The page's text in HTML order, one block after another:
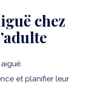
chez
et planifier leur